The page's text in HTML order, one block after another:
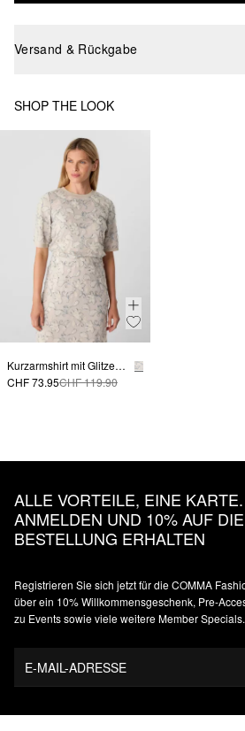
Versand & Rückgabe
SHOP THE LOOK
Kurzarmshirt mit Glitzergarn- und Paillettenapplikation
CHF 73.95CHF 119.90
ALLE VORTEILE, EINE
ANMELDEN UND 10% AUF
BESTELLUNG ERHALTEN
Registrieren Sie sich jetzt für die COMMA
über ein 10% Willkommensgeschenk, Pre-
zu Events sowie viele weitere Member Specials.
E-MAIL-ADRESSE